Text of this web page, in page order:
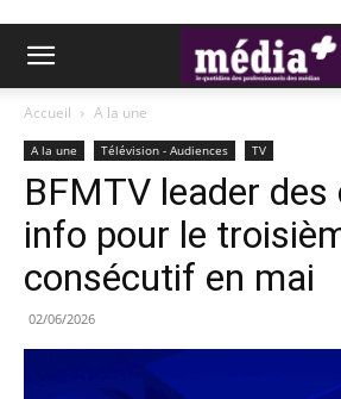
Accueil A la une
A la une Télévision - Audiences TV
BFMTV leader des
info pour le
consécutif en mai
02/06/2026